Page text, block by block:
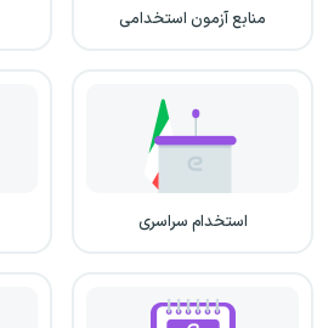
منابع آزمون استخدامی
استخدام سراسری